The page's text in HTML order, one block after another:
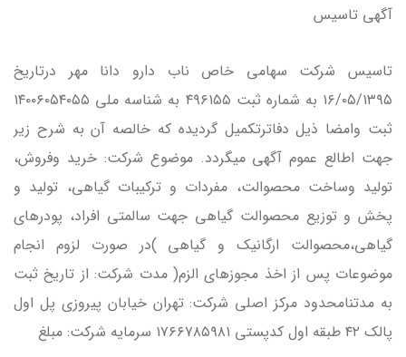
آگهی تاسیس
تاسيس شركت سهامي خاص ناب دارو دانا مهر درتاريخ
۱۶/۰۵/۱۳۹۵ به شماره ثبت ۴۹۶۱۵۵ به شناسه ملي ۱۴۰۰۶۰۵۴۰۵۵
ثبت وامضا ذيل دفاترتكميل گرديده كه خالصه آن به شرح زير
جهت اطالع عموم آگهي ميگردد. موضوع شركت: خريد وفروش،
توليد وساخت محصوالت، مفردات و تركيبات گياهي، توليد و
پخش و توزيع محصوالت گياهي جهت سالمتي افراد، پودرهاي
گياهي،محصوالت ارگانيک و گياهي )در صورت لزوم انجام
موضوعات پس از اخذ مجوزهاي الزم( مدت شركت: از تاريخ ثبت
به مدتنامحدود مركز اصلي شركت: تهران خيابان پيروزي پل اول
پالک ۴۲ طبقه اول كدپستي ۱۷۶۶۷۸۵۹۸۱ سرمايه شركت: مبلغ